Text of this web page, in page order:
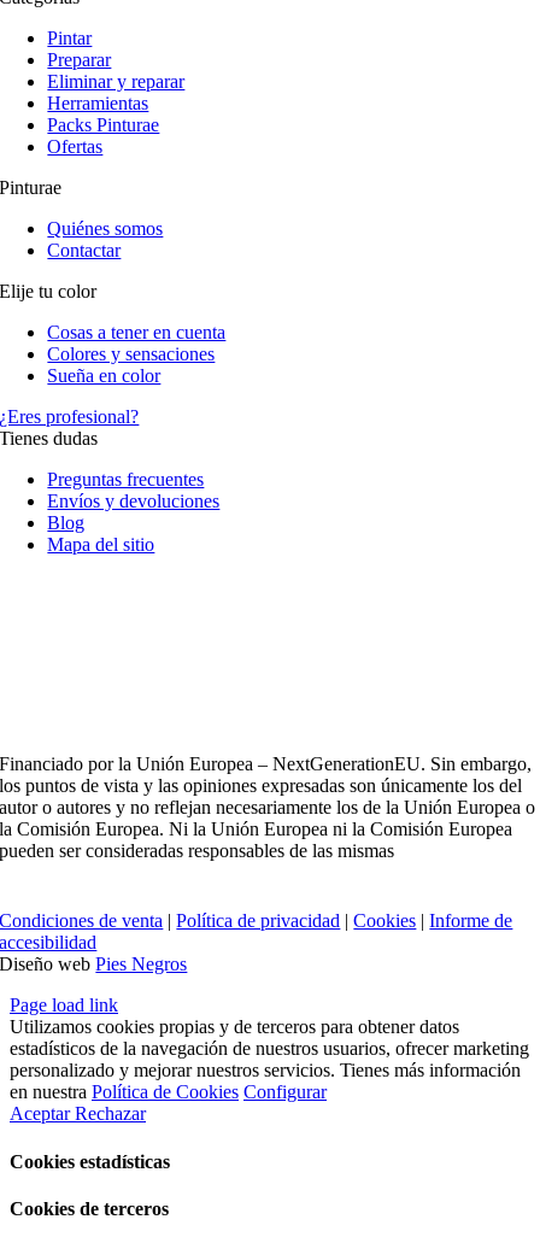
Pintar
Preparar
Eliminar y reparar
Herramientas
Packs Pinturae
Ofertas
Pinturae
Quiénes somos
Contactar
Elije tu color
Cosas a tener en cuenta
Colores y sensaciones
Sueña en color
¿Eres profesional?
Tienes dudas
Preguntas frecuentes
Envíos y devoluciones
Blog
Mapa del sitio
Financiado por la Unión Europea – NextGenerationEU. Sin embargo,
los puntos de vista y las opiniones expresadas son únicamente los del
autor o autores y no reflejan necesariamente los de la Unión Europea o
la Comisión Europea. Ni la Unión Europea ni la Comisión Europea
pueden ser consideradas responsables de las mismas
Condiciones de venta |Política de privacidad |Cookies |Informe de
accesibilidad
Diseño webPies Negros
Page load link
Utilizamos cookies propias y de terceros para obtener datos
estadísticos de la navegación de nuestros usuarios, ofrecer marketing
personalizado y mejorar nuestros servicios. Tienes más información
en nuestra Política de Cookies Configurar
AceptarRechazar
Cookies estadísticas
Cookies de terceros